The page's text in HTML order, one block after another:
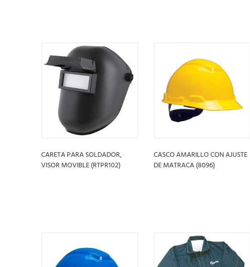
CARETA PARA SOLDADOR,
VISOR MOVIBLE (RTPR102)
CASCO AMARILLO CON AJUSTE
DE MATRACA (8096)